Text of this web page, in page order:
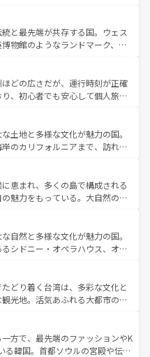
であるランス、プロヴァンスの
、多彩な楽しみ方が可能だ。さ
魅力が溢れており、どの街角に
ぞれで全く異なる文化を体験で
お、新着のフランス情報はコンテンツ一覧
歩いても飽きることがない。ベ
エルン州のアルプスの絶景、そ
畑といった風景は必見。ビール
てほしい。 なお、新着の
一覧を参照してほしい。
と最先端が共存する国。ウェス
物館のようなランドマーク、歴
る。また、優雅なアフタヌーン
まらない英国パブ、サッカー観
きる体験も豊富。イギリスを旅
。
どの広さだが、運行時刻が正確
、初心者でも安心して個人旅行
、スイスならではのユニークな
光だけでなく町歩きも満喫する
が高いため物価も高いが、旅行
むこともできる。 なお、新
ツ一覧 を参照してほしい。
土地と多様な文化が魅力の国。
のカリフォルニアまで、訪れる
、ショッピング、エンターテイ
なスポットだ。一方、アメリカ
グランドキャニオンやイエロー
、音楽と美食が融合した独特の
リカの各地域で異なる魅力を楽
豊かな歴史を感じることができ
新着のアメリカ
参照してほしい。
恵まれ、多くの島で構成される
魅力をもっている。大自然の神
、定番の観光地といえばオアフ
るならマウイ島やカウアイ島が
ーンに輝く海をはじめ、豊かな
る人々を迎えてくれるハワイの
ードやハワイアンミュージッ
ど、すべてがハワイの魅力を彩
のハワイ情報
してほしい。
自然と多様な文化が魅力の国。
シドニー・オペラハウス、オー
そびえるウルル（エアーズロッ
原生林やケアンズの熱帯雨林な
また、カフェやワイン、オージ
実しており、サーフィンやダイ
アウトドア好きにはたまらな
な魅力を存分に味わいつくそ
どり着く台湾は、多彩な文化と
光地。活気あふれる大都市の台
ある台湾東部など、都市の喧騒
おり、訪れる人に新しい発見と
また、奥深い台湾の食文化も魅
方で、最先端のファッションやK
る韓国。首都ソウルの宮殿や伝統